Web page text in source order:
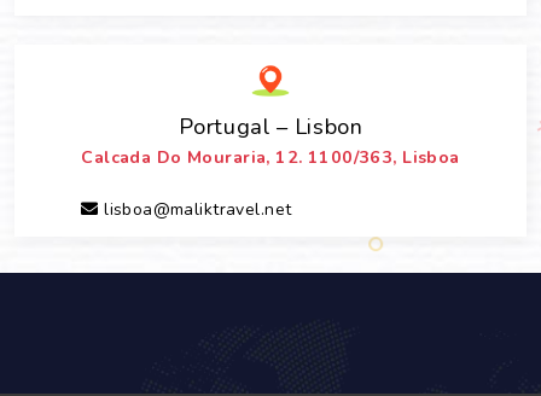
Portugal – Lisbon
Calcada Do Mouraria, 12. 1100/363, Lisboa
lisboa@maliktravel.net